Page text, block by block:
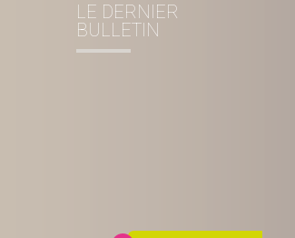
LE DERNIER
BULLETIN